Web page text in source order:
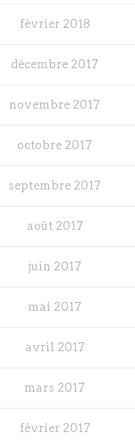
février 2018
décembre 2017
novembre 2017
octobre 2017
septembre 2017
août 2017
juin 2017
mai 2017
avril 2017
mars 2017
février 2017